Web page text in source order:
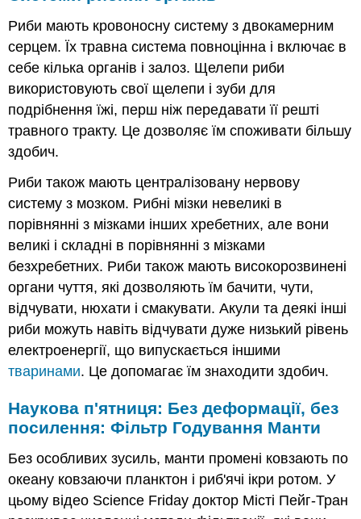
Риби мають кровоносну систему з двокамерним
серцем. Їх травна система повноцінна і включає в
себе кілька органів і залоз. Щелепи риби
використовують свої щелепи і зуби для
подрібнення їжі, перш ніж передавати її решті
травного тракту. Це дозволяє їм споживати більшу
здобич.
Риби також мають централізовану нервову
систему з мозком. Рибні мізки невеликі в
порівнянні з мізками інших хребетних, але вони
великі і складні в порівнянні з мізками
безхребетних. Риби також мають високорозвинені
органи чуття, які дозволяють їм бачити, чути,
відчувати, нюхати і смакувати. Акули та деякі інші
риби можуть навіть відчувати дуже низький рівень
електроенергії, що випускається іншими
тваринами. Це допомагає їм знаходити здобич.
Наукова п'ятниця: Без деформації, без
посилення: Фільтр Годування Манти
Без особливих зусиль, манти промені ковзають по
океану ковзаючи планктон і риб'ячі ікри ротом. У
цьому відео Science Friday доктор Місті Пейг-Тран